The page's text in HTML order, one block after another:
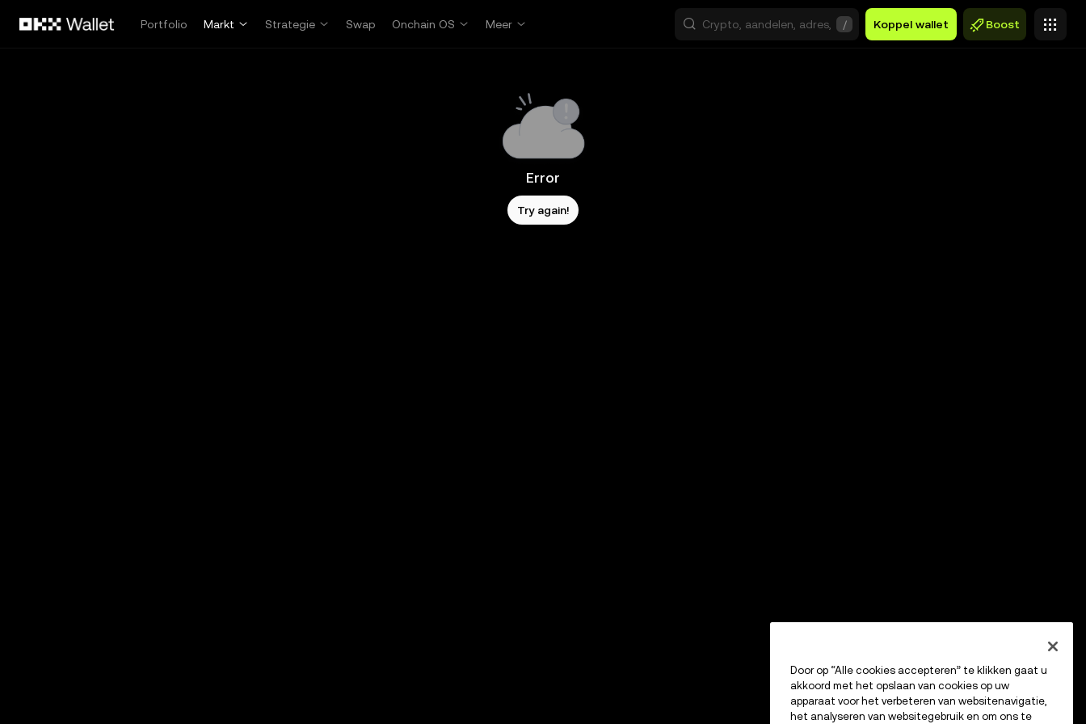
Portfolio
Markt Strategie Swap Onchain OS Meer / Koppel wallet Boost
Error
Try again!
Door op “Alle cookies accepteren” te klikken gaat u
akkoord met het opslaan van cookies op uw
apparaat voor het verbeteren van websitenavigatie,
het analyseren van websitegebruik en om ons te